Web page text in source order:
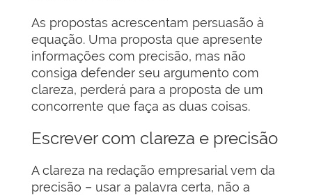
As propostas acrescentam persuasão à
equação. Uma proposta que apresente
informações com precisão, mas não
consiga defender seu argumento com
clareza, perderá para a proposta de um
concorrente que faça as duas coisas.
Escrever com clareza e precisão
A clareza na redação empresarial vem da
precisão – usar a palavra certa, não a